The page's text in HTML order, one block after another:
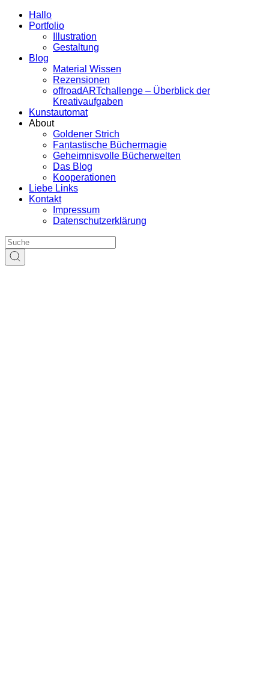
Hallo
Portfolio
Illustration
Gestaltung
Blog
Material Wissen
Rezensionen
offroadARTchallenge – Überblick der
Kreativaufgaben
Kunstautomat
About
Goldener Strich
Fantastische Büchermagie
Geheimnisvolle Bücherwelten
Das Blog
Kooperationen
Liebe Links
Kontakt
Impressum
Datenschutzerklärung